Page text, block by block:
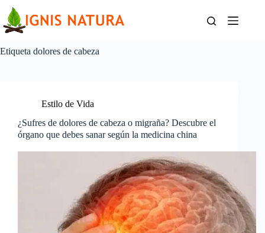
contenido
Etiqueta dolores de cabeza
Estilo de Vida
¿Sufres de dolores de cabeza o migraña? Descubre el
órgano que debes sanar según la medicina china